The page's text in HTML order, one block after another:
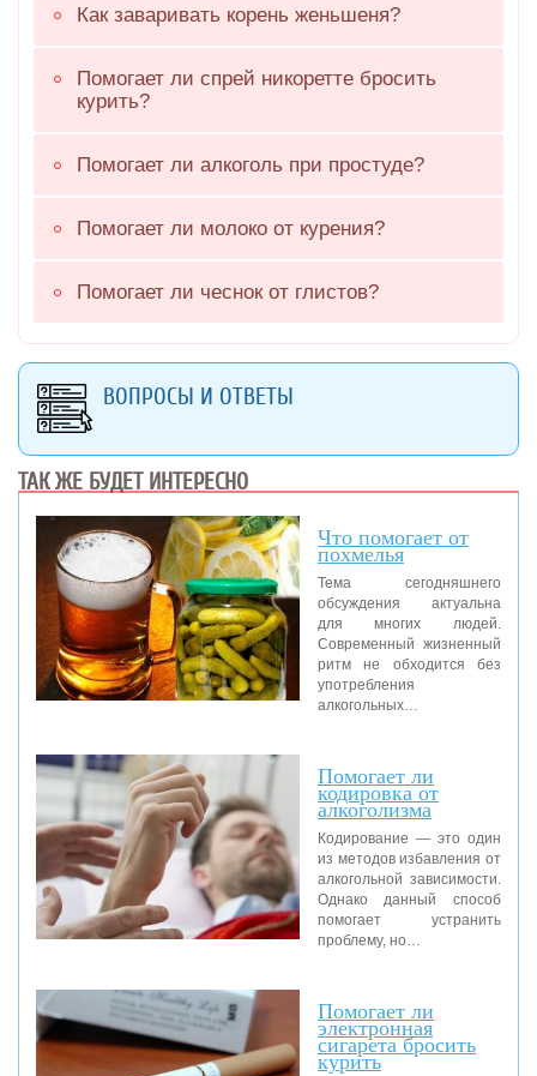
Как заваривать корень женьшеня?
Помогает ли спрей никоретте бросить
курить?
Помогает ли алкоголь при простуде?
Помогает ли молоко от курения?
Помогает ли чеснок от глистов?
ВОПРОСЫ И ОТВЕТЫ
ТАК ЖЕ БУДЕТ ИНТЕРЕСНО
Что помогает от
похмелья
Тема сегодняшнего
обсуждения актуальна
для многих людей.
Современный жизненный
ритм не обходится без
употребления
алкогольных…
Помогает ли
кодировка от
алкоголизма
Кодирование — это один
из методов избавления от
алкогольной зависимости.
Однако данный способ
помогает устранить
проблему, но…
Помогает ли
электронная
сигарета бросить
курить